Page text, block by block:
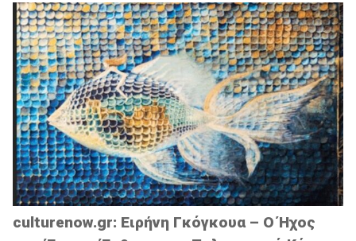
culturenow.gr: Ειρήνη Γκόγκουα – Ο Ήχος